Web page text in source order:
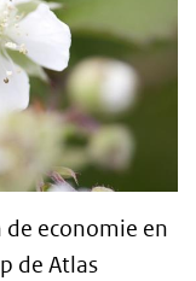
economie en
de Atlas